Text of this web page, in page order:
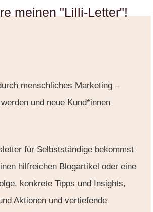
meinen "Lilli-Letter"!
menschliches Marketing –
und neue Kund*innen
für Selbstständige bekommst
hilfreichen Blogartikeloder eine
konkreteTipps und Insights,
Aktionen und vertiefende